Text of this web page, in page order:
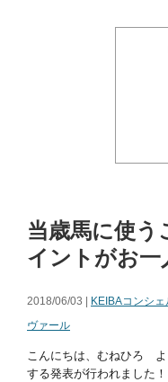
当歳馬に使う
イントがお一
2018/06/03 | KEIBAコンシ
ヴァール
こんにちは、むねひろ よ
する発表が行われました